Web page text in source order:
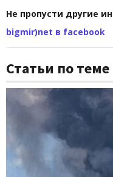
Не пропусти другие
bigmir)net в facebook
Статьи по теме